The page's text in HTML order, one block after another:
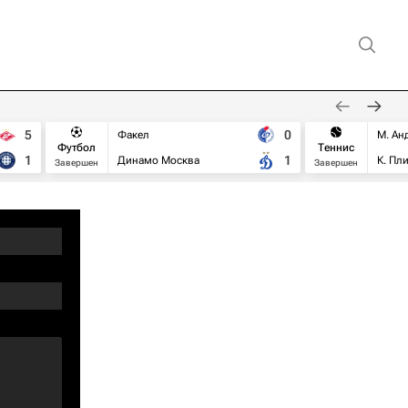
5
1
Футбол
Завершен
Факел
Динамо Москва
0
1
Теннис
Завершен
М.
К.